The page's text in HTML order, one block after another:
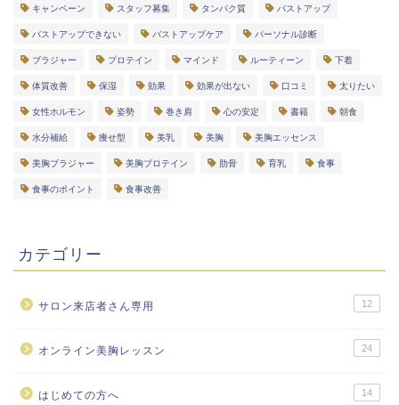
キャンペーン スタッフ募集 タンパク質 バストアップ
バストアップできない バストアップケア パーソナル診断
ブラジャー プロテイン マインド ルーティーン 下着
体質改善 保湿 効果 効果が出ない 口コミ 太りたい
女性ホルモン 姿勢 巻き肩 心の安定 書籍 朝食
水分補給 痩せ型 美乳 美胸 美胸エッセンス
美胸ブラジャー 美胸プロテイン 肋骨 育乳 食事
食事のポイント 食事改善
カテゴリー
サロン来店者さん専用 12
オンライン美胸レッスン 24
はじめての方へ 14